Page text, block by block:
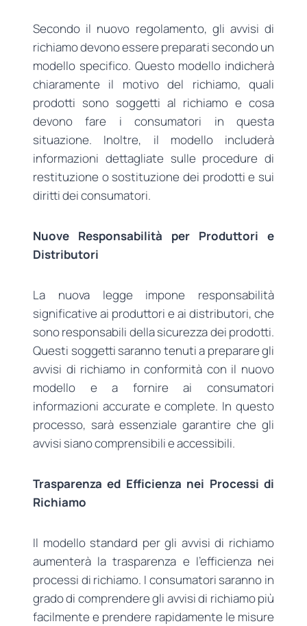
Secondo il nuovo regolamento, gli avvisi di
richiamo devono essere preparati secondo un
modello specifico. Questo modello indicherà
chiaramente il motivo del richiamo, quali
prodotti sono soggetti al richiamo e cosa
devono fare i consumatori in questa
situazione. Inoltre, il modello includerà
informazioni dettagliate sulle procedure di
restituzione o sostituzione dei prodotti e sui
diritti dei consumatori.
Nuove Responsabilità per Produttori e
Distributori
La nuova legge impone responsabilità
significative ai produttori e ai distributori, che
sono responsabili della sicurezza dei prodotti.
Questi soggetti saranno tenuti a preparare gli
avvisi di richiamo in conformità con il nuovo
modello e a fornire ai consumatori
informazioni accurate e complete. In questo
processo, sarà essenziale garantire che gli
avvisi siano comprensibili e accessibili.
Trasparenza ed Efficienza nei Processi di
Richiamo
Il modello standard per gli avvisi di richiamo
aumenterà la trasparenza e l’efficienza nei
processi di richiamo. I consumatori saranno in
grado di comprendere gli avvisi di richiamo più
facilmente e prendere rapidamente le misure